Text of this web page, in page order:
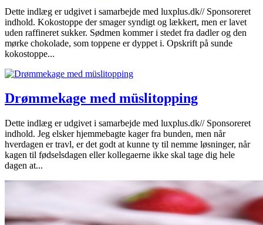
Dette indlæg er udgivet i samarbejde med luxplus.dk// Sponsoreret
indhold. Kokostoppe der smager syndigt og lækkert, men er lavet
uden raffineret sukker. Sødmen kommer i stedet fra dadler og den
mørke chokolade, som toppene er dyppet i. Opskrift på sunde
kokostoppe...
Drømmekage med müslitopping
Dette indlæg er udgivet i samarbejde med luxplus.dk// Sponsoreret
indhold. Jeg elsker hjemmebagte kager fra bunden, men når
hverdagen er travl, er det godt at kunne ty til nemme løsninger, når
kagen til fødselsdagen eller kollegaerne ikke skal tage dig hele
dagen at...